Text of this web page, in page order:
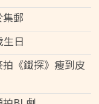
郵
日
《鐵探》瘦到皮